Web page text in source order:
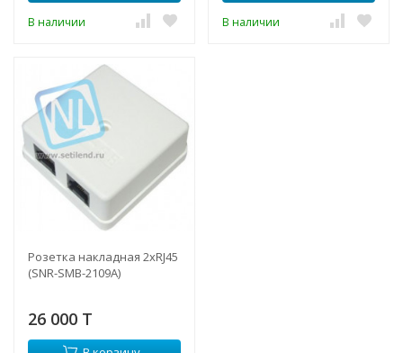
В наличии В наличии
Розетка накладная 2хRJ45
(SNR-SMB-2109A)
26 000 T